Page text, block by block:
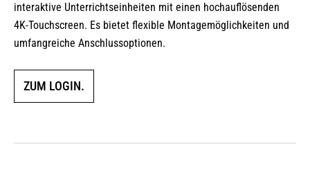
interaktive Unterrichtseinheiten mit einen hochauflösenden
4K-Touchscreen. Es bietet flexible Montagemöglichkeiten und
umfangreiche Anschlussoptionen.
ZUM LOGIN.